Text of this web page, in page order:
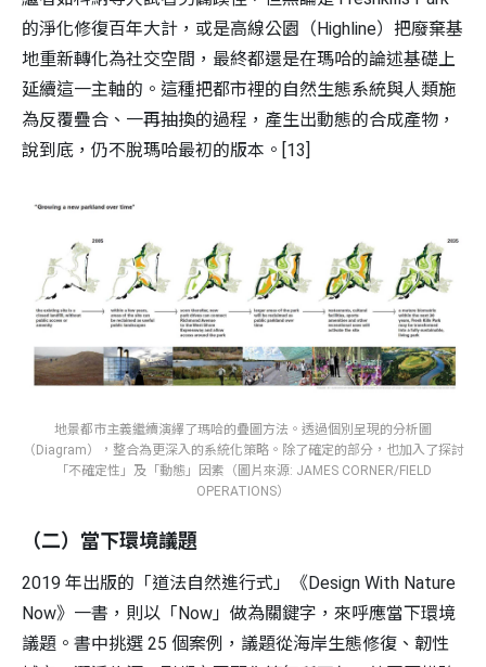
的淨化修復百年大計，或是高線公園（Highline）把廢棄基
地重新轉化為社交空間，最終都還是在瑪哈的論述基礎上
延續這一主軸的。這種把都市裡的自然生態系統與人類施
為反覆疊合、一再抽換的過程，產生出動態的合成產物，
說到底，仍不脫瑪哈最初的版本。[13]
地景都市主義繼續演繹了瑪哈的疊圖方法。透過個別呈現的分析圖
（Diagram），整合為更深入的系統化策略。除了確定的部分，也加入了探討
「不確定性」及「動態」因素（圖片來源: JAMES CORNER/FIELD
OPERATIONS）
（二）當下環境議題
2019 年出版的「道法自然進行式」《Design With Nature
Now》一書，則以「Now」做為關鍵字，來呼應當下環境
議題。書中挑選 25 個案例，議題從海岸生態修復、韌性